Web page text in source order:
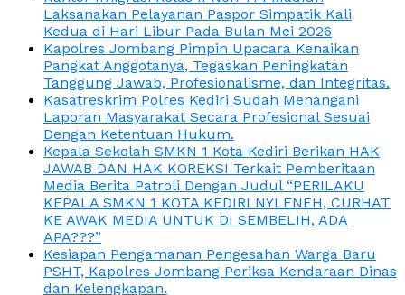
Laksanakan Pelayanan Paspor Simpatik Kali
Kedua di Hari Libur Pada Bulan Mei 2026
Kapolres Jombang Pimpin Upacara Kenaikan
Pangkat Anggotanya, Tegaskan Peningkatan
Tanggung Jawab, Profesionalisme, dan Integritas.
Kasatreskrim Polres Kediri Sudah Menangani
Laporan Masyarakat Secara Profesional Sesuai
Dengan Ketentuan Hukum.
Kepala Sekolah SMKN 1 Kota Kediri Berikan HAK
JAWAB DAN HAK KOREKSI Terkait Pemberitaan
Media Berita Patroli Dengan Judul “PERILAKU
KEPALA SMKN 1 KOTA KEDIRI NYLENEH, CURHAT
KE AWAK MEDIA UNTUK DI SEMBELIH, ADA
APA???”
Kesiapan Pengamanan Pengesahan Warga Baru
PSHT, Kapolres Jombang Periksa Kendaraan Dinas
dan Kelengkapan.